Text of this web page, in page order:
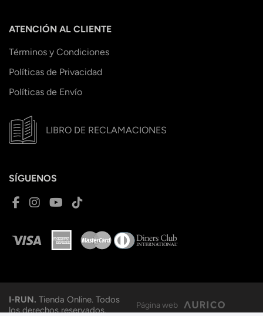
ATENCIÓN AL CLIENTE
Términos y Condiciones
Políticas de Privacidad
Políticas de Envío
LIBRO DE RECLAMACIONES
SÍGUENOS
I-RUN. Tienda Online. Todos
los derechos reservados.
Página web